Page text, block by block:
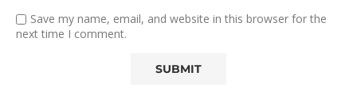
Save my name, email, and website in this browser for the
next time I comment.